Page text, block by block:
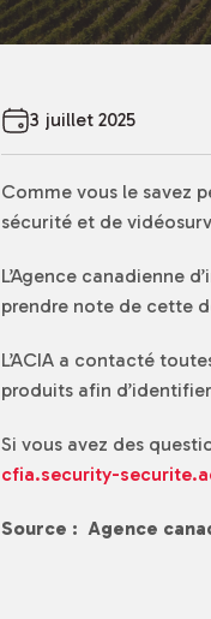
3 juillet 2025
Comme vous le savez
sécurité et de
L’Agence canadienne
prendre note de cette
L’ACIA a contacté
produits afin
Si vous avez des
cfia.security-
Source : Agence